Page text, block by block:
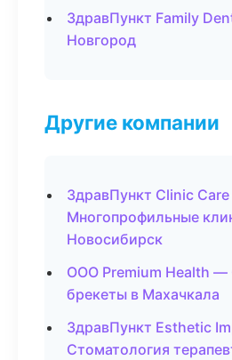
ЗдравПункт Family
Новгород
Другие компании
ЗдравПункт Clinic
Многопрофильные
Новосибирск
ООО Premium Health —
брекеты в Махачкала
ЗдравПункт Esthetic
Стоматология